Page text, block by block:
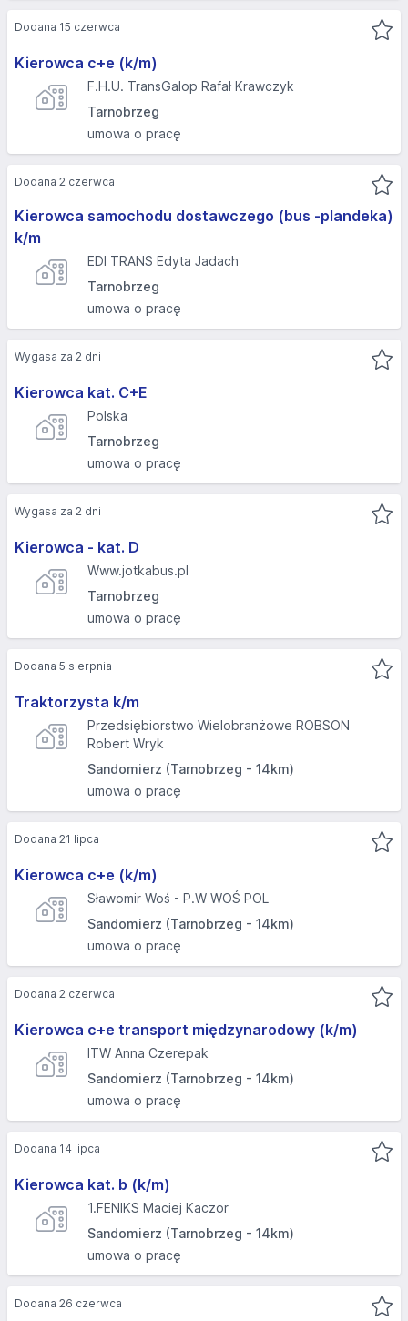
Kierowca c+e (k/m)
F.H.U. TransGalop Rafał Krawczyk
Tarnobrzeg
umowa o pracę
Dodana 15 czerwca
Kierowca samochodu dostawczego (bus -plandeka)
k/m
EDI TRANS Edyta Jadach
Tarnobrzeg
umowa o pracę
Dodana 2 czerwca
Kierowca kat. C+E
Polska
Tarnobrzeg
umowa o pracę
Wygasa za 2 dni
Kierowca - kat. D
Www.jotkabus.pl
Tarnobrzeg
umowa o pracę
Wygasa za 2 dni
Traktorzysta k/m
Przedsiębiorstwo Wielobranżowe ROBSON
Robert Wryk
Sandomierz (Tarnobrzeg - 14km)
umowa o pracę
Dodana 5 sierpnia
Kierowca c+e (k/m)
Sławomir Woś - P.W WOŚ POL
Sandomierz (Tarnobrzeg - 14km)
umowa o pracę
Dodana 21 lipca
Kierowca c+e transport międzynarodowy (k/m)
ITW Anna Czerepak
Sandomierz (Tarnobrzeg - 14km)
umowa o pracę
Dodana 2 czerwca
Kierowca kat. b (k/m)
1.FENIKS Maciej Kaczor
Sandomierz (Tarnobrzeg - 14km)
umowa o pracę
Dodana 14 lipca
Dodana 26 czerwca